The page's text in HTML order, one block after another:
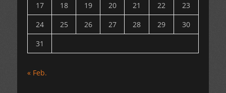
17
18 19 20 21 22
23
24
25 26 27 28 29
30
31
« Feb.